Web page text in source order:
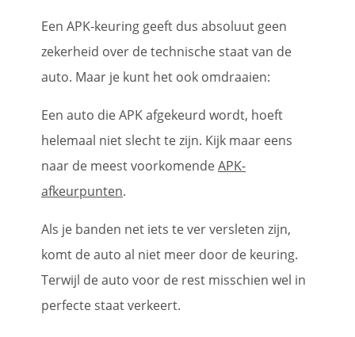
Een APK-keuring geeft dus absoluut geen
zekerheid over de technische staat van de
auto. Maar je kunt het ook omdraaien:
Een auto die APK afgekeurd wordt, hoeft
helemaal niet slecht te zijn. Kijk maar eens
naar de meest voorkomendeAPK-
afkeurpunten.
Als je banden net iets te ver versleten zijn,
komt de auto al niet meer door de keuring.
Terwijl de auto voor de rest misschien wel in
perfecte staat verkeert.